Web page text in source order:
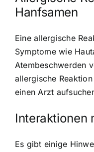
Hanfsamen
Eine allergische
Symptome wie
Atembeschwerden
allergische
einen Arzt
Interaktionen
Es gibt einige